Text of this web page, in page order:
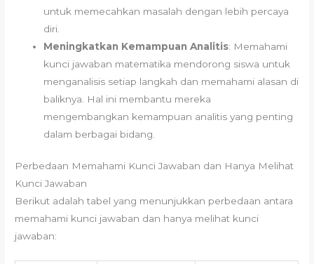
untuk memecahkan masalah dengan lebih percaya
diri.
Meningkatkan Kemampuan Analitis: Memahami
kunci jawaban matematika mendorong siswa untuk
menganalisis setiap langkah dan memahami alasan di
baliknya. Hal ini membantu mereka
mengembangkan kemampuan analitis yang penting
dalam berbagai bidang.
Perbedaan Memahami Kunci Jawaban dan Hanya Melihat
Kunci Jawaban
Berikut adalah tabel yang menunjukkan perbedaan antara
memahami kunci jawaban dan hanya melihat kunci
jawaban: